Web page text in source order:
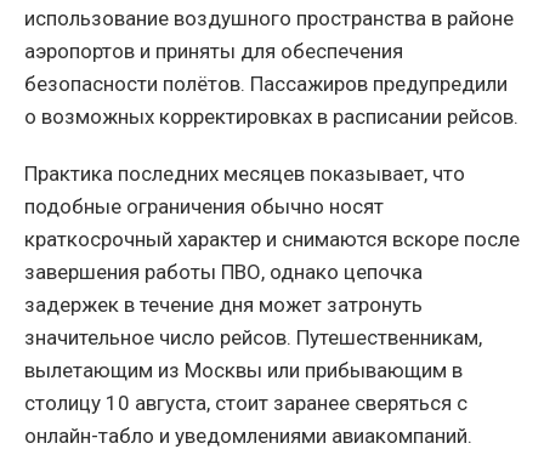
использование воздушного пространства в районе
аэропортов и приняты для обеспечения
безопасности полётов. Пассажиров предупредили
о возможных корректировках в расписании рейсов.
Практика последних месяцев показывает, что
подобные ограничения обычно носят
краткосрочный характер и снимаются вскоре после
завершения работы ПВО, однако цепочка
задержек в течение дня может затронуть
значительное число рейсов. Путешественникам,
вылетающим из Москвы или прибывающим в
столицу 10 августа, стоит заранее сверяться с
онлайн-табло и уведомлениями авиакомпаний.